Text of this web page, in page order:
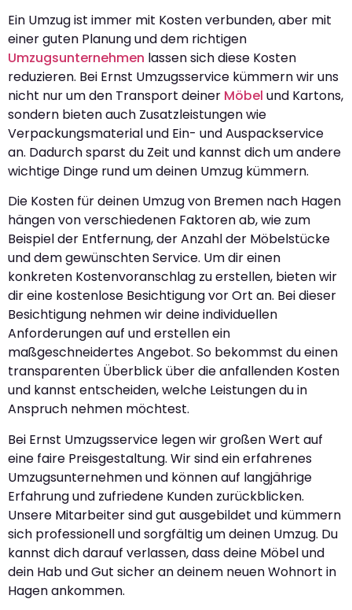
Ein Umzug ist immer mit Kosten verbunden, aber mit
einer guten Planung und dem richtigen
Umzugsunternehmen lassen sich diese Kosten
reduzieren. Bei Ernst Umzugsservice kümmern wir uns
nicht nur um den Transport deiner Möbel und Kartons,
sondern bieten auch Zusatzleistungen wie
Verpackungsmaterial und Ein- und Auspackservice
an. Dadurch sparst du Zeit und kannst dich um andere
wichtige Dinge rund um deinen Umzug kümmern.
Die Kosten für deinen Umzug von Bremen nach Hagen
hängen von verschiedenen Faktoren ab, wie zum
Beispiel der Entfernung, der Anzahl der Möbelstücke
und dem gewünschten Service. Um dir einen
konkreten Kostenvoranschlag zu erstellen, bieten wir
dir eine kostenlose Besichtigung vor Ort an. Bei dieser
Besichtigung nehmen wir deine individuellen
Anforderungen auf und erstellen ein
maßgeschneidertes Angebot. So bekommst du einen
transparenten Überblick über die anfallenden Kosten
und kannst entscheiden, welche Leistungen du in
Anspruch nehmen möchtest.
Bei Ernst Umzugsservice legen wir großen Wert auf
eine faire Preisgestaltung. Wir sind ein erfahrenes
Umzugsunternehmen und können auf langjährige
Erfahrung und zufriedene Kunden zurückblicken.
Unsere Mitarbeiter sind gut ausgebildet und kümmern
sich professionell und sorgfältig um deinen Umzug. Du
kannst dich darauf verlassen, dass deine Möbel und
dein Hab und Gut sicher an deinem neuen Wohnort in
Hagen ankommen.